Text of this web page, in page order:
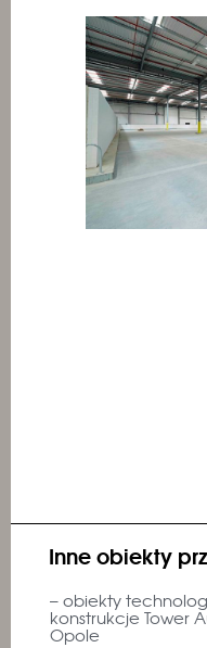
Inne obiekty
– obiekty
konstrukcje Tower
Opole